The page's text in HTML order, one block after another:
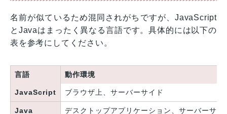
名前が似ているため混同されがちですが、JavaScript
とJavaはまったく異なる言語です。具体的には以下の
表を参考にしてください。
言語 動作環境
JavaScript ブラウザ上、サーバーサイド
Java デスクトップアプリケーション、サーバーサ